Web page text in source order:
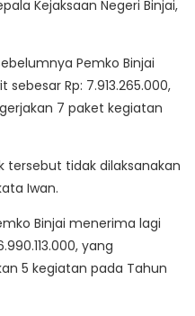
Kejaksaan Negeri Binjai,
Pemko Binjai
Rp: 7.913.265.000,
7 paket kegiatan
tersebut tidak dilaksanakan
Iwan.
Binjai menerima lagi
yang
5 kegiatan pada Tahun